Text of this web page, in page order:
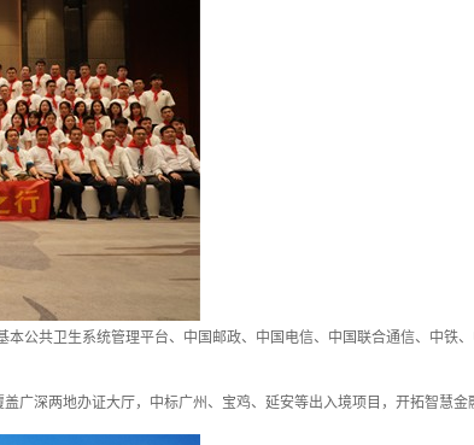
公共卫生系统管理平台、中国邮政、中国电信、中国联合通信、中
广深两地办证大厅，中标广州、宝鸡、延安等出入境项目，开拓智慧金